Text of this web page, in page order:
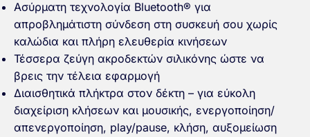
Ασύρματη τεχνολογία Bluetooth® για
απροβλημάτιστη σύνδεση στη συσκευή σου χωρίς
καλώδια και πλήρη ελευθερία κινήσεων
Τέσσερα ζεύγη ακροδεκτών σιλικόνης ώστε να
βρεις την τέλεια εφαρμογή
Διαισθητικά πλήκτρα στον δέκτη – για εύκολη
διαχείριση κλήσεων και μουσικής, ενεργοποίηση/
απενεργοποίηση, play/pause, κλήση, αυξομείωση